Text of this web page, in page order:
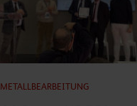
METALLBEARBEITUNG